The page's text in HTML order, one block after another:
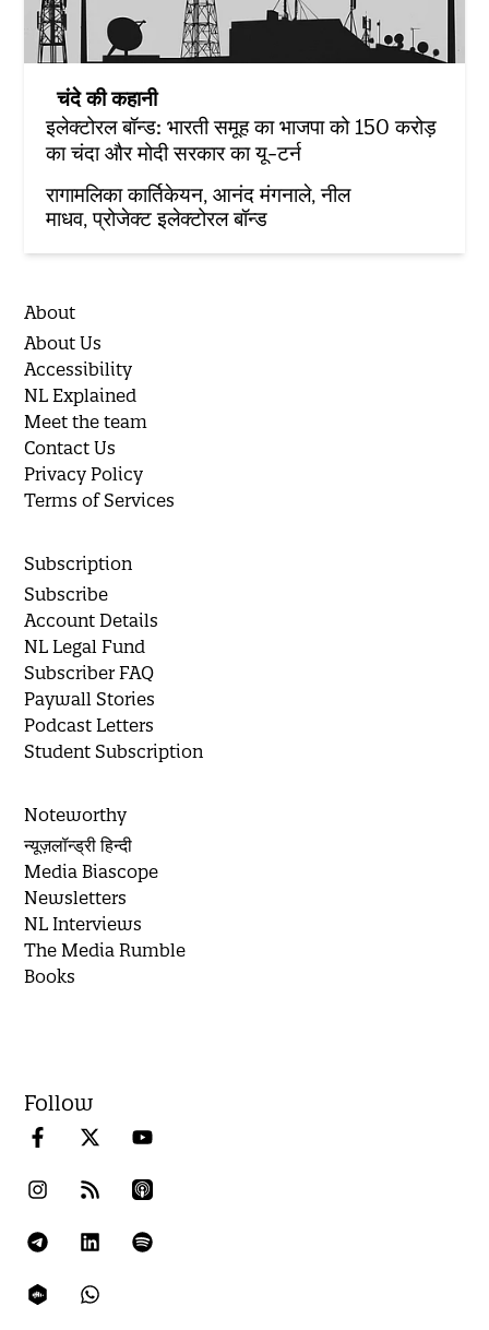
चंदे की कहानी
इलेक्टोरल बॉन्ड: भारती समूह का भाजपा को 150 करोड़
का चंदा और मोदी सरकार का यू-टर्न
रागामलिका कार्तिकेयन आनंद मंगनाले नील
माधव प्रोजेक्ट इलेक्टोरल बॉन्ड
About
About Us
Accessibility
NL Explained
Meet the team
Contact Us
Privacy Policy
Terms of Services
Subscription
Subscribe
Account Details
NL Legal Fund
Subscriber FAQ
Paywall Stories
Podcast Letters
Student Subscription
Noteworthy
न्यूज़लॉन्ड्री हिन्दी
Media Biascope
Newsletters
NL Interviews
The Media Rumble
Books
Follow